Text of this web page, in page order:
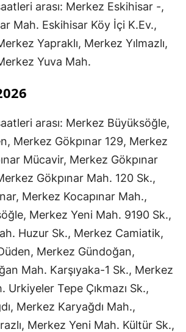
arası: Merkez Eskihisar -,
Mah. Eskihisar Köy İçi K.Ev.,
Yapraklı, Merkez Yılmazlı,
Yuva Mah.
arası: Merkez Büyüksöğle,
Merkez Gökpınar 129, Merkez
Mücavir, Merkez Gökpınar
Gökpınar Mah. 120 Sk.,
Merkez Kocapınar Mah.,
Merkez Yeni Mah. 9190 Sk.,
Huzur Sk., Merkez Camiatik,
Merkez Gündoğan,
Mah. Karşıyaka-1 Sk., Merkez
Urkiyeler Tepe Çıkmazı Sk.,
Merkez Karyağdı Mah.,
Merkez Yeni Mah. Kültür Sk.,